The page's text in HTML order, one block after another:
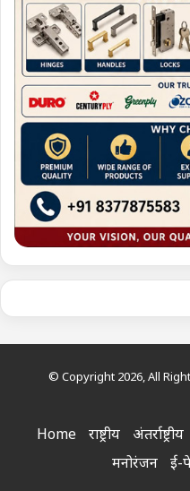
© Copyright 2026, All
Home राष्ट्रीय अंतर्राष्ट्रीय
मनोरंजन
ई-